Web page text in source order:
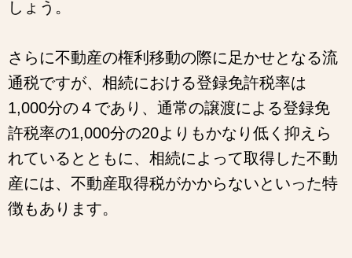
しょう。
さらに不動産の権利移動の際に足かせとなる流
通税ですが、相続における登録免許税率は
1,000分の４であり、通常の譲渡による登録免
許税率の1,000分の20よりもかなり低く抑えら
れているとともに、相続によって取得した不動
産には、不動産取得税がかからないといった特
徴もあります。